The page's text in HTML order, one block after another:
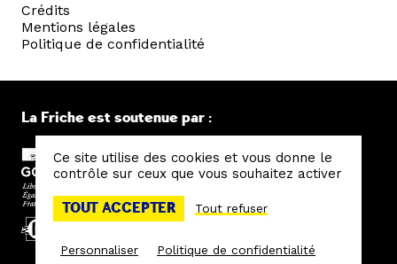
Crédits
Mentions légales
Politique de confidentialité
La Friche est soutenue par :
Ce site utilise des cookies et vous donne le
contrôle sur ceux que vous souhaitez activer
TOUT ACCEPTER Tout refuser
Personnaliser Politique de confidentialité